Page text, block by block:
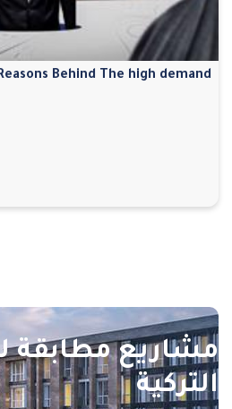
Behind The high demand ...
مشاريع مطابقة
التركية